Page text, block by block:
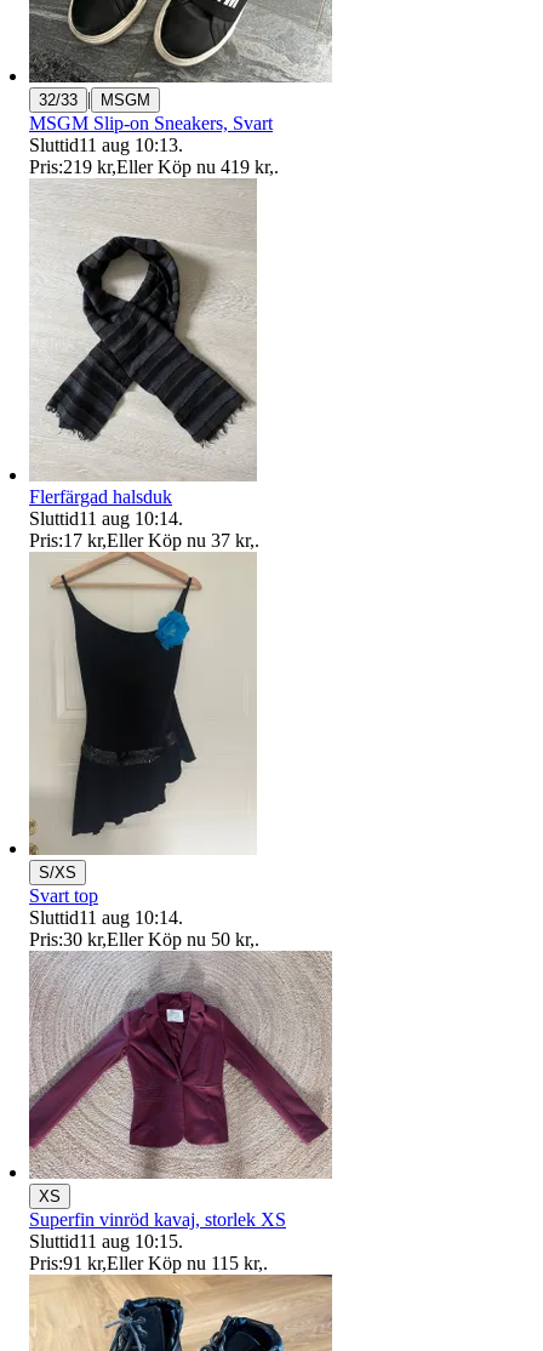
32/33 | MSGM
MSGM Slip-on Sneakers, Svart
Sluttid11 aug 10:13.
Pris:219 kr,Eller Köp nu 419 kr,.
Flerfärgad halsduk
Sluttid11 aug 10:14.
Pris:17 kr,Eller Köp nu 37 kr,.
S/XS
Svart top
Sluttid11 aug 10:14.
Pris:30 kr,Eller Köp nu 50 kr,.
XS
Superfin vinröd kavaj, storlek XS
Sluttid11 aug 10:15.
Pris:91 kr,Eller Köp nu 115 kr,.